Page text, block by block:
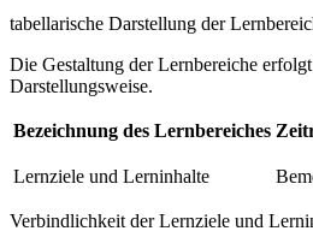
tabellarische Darstellung der
Die Gestaltung der Lernbereiche
Darstellungsweise.
Bezeichnung des Lernbereiches
Lernziele und Lerninhalte
Verbindlichkeit der Lernziele und